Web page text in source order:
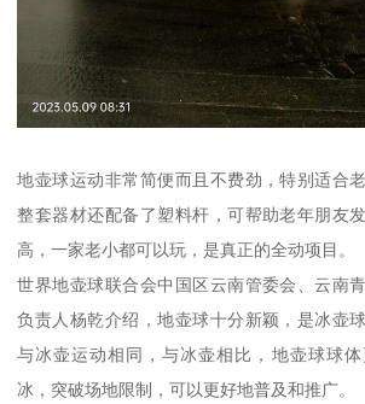
地壶球运动非常简便而且不费劲，特别适合
整套器材还配备了塑料杆，可帮助老年朋友
高，一家老小都可以玩，是真正的全动项目。
世界地壶球联合会中国区云南管委会、云南
负责人杨乾介绍，地壶球十分新颖，是冰壶
与冰壶运动相同，与冰壶相比，地壶球球
冰，突破场地限制，可以更好地普及和推广。